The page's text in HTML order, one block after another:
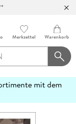
Merkzettel Warenkorb
mit dem